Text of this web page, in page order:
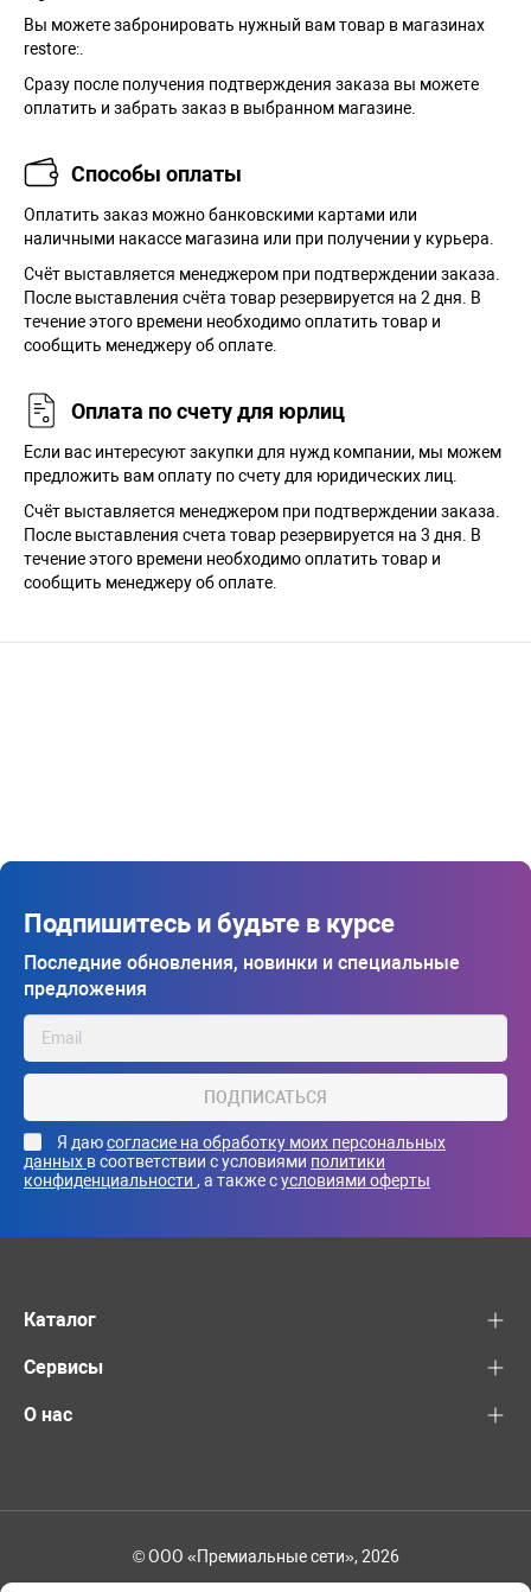
Вы можете забронировать нужный вам товар в магазинах
restore:.
Сразу после получения подтверждения заказа вы можете
оплатить и забрать заказ в выбранном магазине.
Способы оплаты
Оплатить заказ можно банковскими картами или
наличными накассе магазина или при получении у курьера.
Cчёт выставляется менеджером при подтверждении заказа.
После выставления счёта товар резервируется на 2 дня. В
течение этого времени необходимо оплатить товар и
сообщить менеджеру об оплате.
Оплата по счету для юрлиц
Если вас интересуют закупки для нужд компании, мы можем
предложить вам оплату по счету для юридических лиц.
Счёт выставляется менеджером при подтверждении заказа.
После выставления счета товар резервируется на 3 дня. В
течение этого времени необходимо оплатить товар и
сообщить менеджеру об оплате.
Подпишитесь и будьте в курсе
Последние обновления, новинки и специальные
предложения
ПОДПИСАТЬСЯ
Я даюсогласие на обработку моих персональных
данных в соответствии с условиями политики
конфиденциальности , а также сусловиями оферты
Каталог
Сервисы
О нас
© ООО «Премиальные сети», 2026